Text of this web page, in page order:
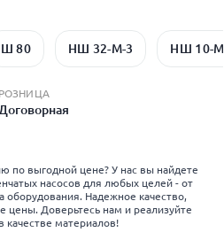
Ш 80 НШ 32-М-3 НШ 10-
РОЗНИЦА
Договорная
по выгодной цене? У нас вы найдете
насосов для любых целей - от
оборудования. Надежное качество,
цены. Доверьтесь нам и реализуйте
качестве материалов!